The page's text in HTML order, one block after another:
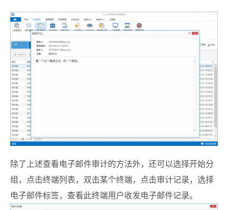
除了上述查看电子邮件审计的方法外，还可以选择开始分
组，点击终端列表，双击某个终端，点击审计记录，选择
电子邮件标签，查看此终端用户收发电子邮件记录。